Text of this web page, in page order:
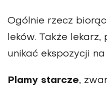
Ogólnie rzecz
leków. Także
unikać ekspozycji na
Plamy starcze,